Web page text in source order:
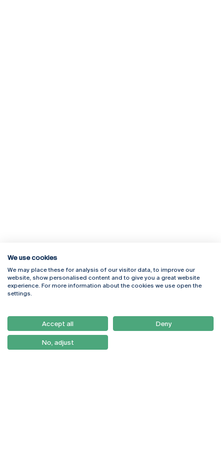
Rua Diogo Botelho 1327
4169-005 Porto
+351 226 196 240
Campus Online
Webmail
Como Chegar
Newsletter
We use cookies
We may place these for analysis of our visitor data, to improve our
website, show personalised content and to give you a great website
experience. For more information about the cookies we use open the
settings.
Accept all Deny
No, adjust